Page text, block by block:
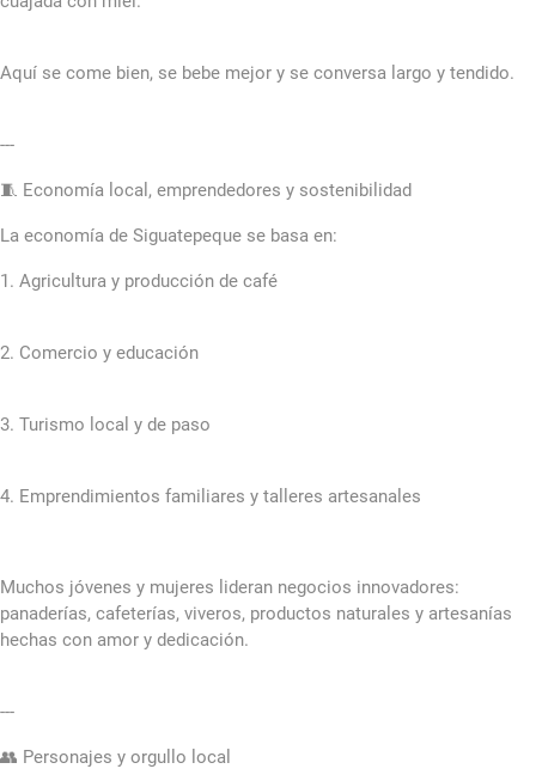
Aquí se come bien, se bebe mejor y se conversa largo y tendido.
---
🧵 Economía local, emprendedores y sostenibilidad
La economía de Siguatepeque se basa en:
1. Agricultura y producción de café
2. Comercio y educación
3. Turismo local y de paso
4. Emprendimientos familiares y talleres artesanales
Muchos jóvenes y mujeres lideran negocios innovadores:
panaderías, cafeterías, viveros, productos naturales y artesanías
hechas con amor y dedicación.
---
👥 Personajes y orgullo local